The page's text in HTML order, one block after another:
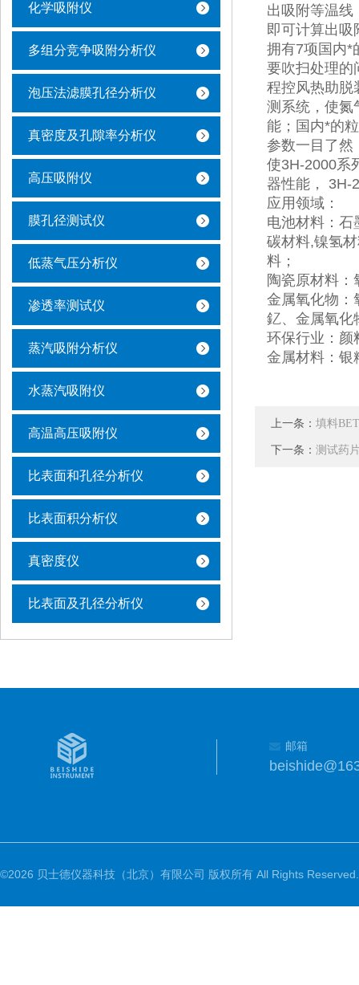
化学吸附仪
多组分竞争吸附分析仪
泡压法滤膜孔径分析仪
真密度及孔隙率分析仪
高压吸附仪
膜孔径测试仪
低蒸气压分析仪
渗透率测试仪
蒸汽吸附分析仪
水蒸汽吸附仪
高温高压吸附仪
比表面和孔径分析仪
比表面积分析仪
真密度仪
比表面及孔径分析仪
出吸附等温线
即可计算出吸
拥有7项国内*
要吹扫处理的
程控风热助脱
测系统，使氮
能；国内*的
参数一目了然
使3H-2000系
器性能， 3H-
应用领域：
电池材料：石
碳材料,镍氢
料；
陶瓷原材料
金属氧化物：
釔、金属氧化
环保行业：颜
金属材料：银
上一条： 填料
下一条： 测试药
邮箱
©2026 贝士德仪器科技（北京）有限公司 版权所有 All Rights Reserved.